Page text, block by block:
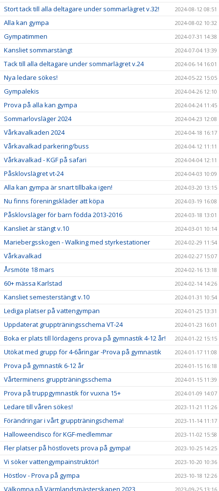
Stort tack till alla deltagare under sommarlägret v.32! 2024-08-12 08:51
Alla kan gympa 2024-08-02 10:32
Gympatimmen 2024-07-31 14:38
Kansliet sommarstängt 2024-07-04 13:39
Tack till alla deltagare under sommarlägret v.24 2024-06-14 16:01
Nya ledare sökes! 2024-05-22 15:05
Gympalekis 2024-04-26 12:10
Prova på alla kan gympa 2024-04-24 11:45
Sommarlovsläger 2024 2024-04-23 12:08
Vårkavalkaden 2024 2024-04-18 16:17
Vårkavalkad parkering/buss 2024-04-12 11:11
Vårkavalkad - KGF på safari 2024-04-04 12:11
Påsklovslägret vt-24 2024-04-03 10:09
Alla kan gympa är snart tillbaka igen! 2024-03-20 13:15
Nu finns föreningskläder att köpa 2024-03-19 16:08
Påsklovsläger för barn födda 2013-2016 2024-03-18 13:01
Kansliet är stängt v.10 2024-03-01 10:14
Mariebergsskogen - Walking med styrkestationer 2024-02-29 11:54
Vårkavalkad 2024-02-27 15:07
Årsmöte 18 mars 2024-02-16 13:18
60+ mässa Karlstad 2024-02-14 14:26
Kansliet semesterstängt v.10 2024-01-31 10:54
Lediga platser på vattengympan 2024-01-25 13:31
Uppdaterat gruppträningsschema VT-24 2024-01-23 16:01
Boka er plats till lördagens prova på gymnastik 4-12 år! 2024-01-22 15:15
Utökat med grupp för 4-6åringar -Prova på gymnastik 2024-01-17 11:08
Prova på gymnastik 6-12 år 2024-01-15 16:18
Vårterminens gruppträningsschema 2024-01-15 11:39
Prova på truppgymnastik för vuxna 15+ 2024-01-09 14:07
Ledare till våren sökes! 2023-11-21 11:26
Förändringar i vårt gruppträningschema! 2023-11-14 11:17
Halloweendisco för KGF-medlemmar 2023-11-02 15:58
Fler platser på höstlovets prova på gympa! 2023-10-25 14:25
Vi söker vattengympainstruktör! 2023-10-20 10:36
Höstlov - Prova på gympa 2023-10-18 12:26
Välkomna på Värmlandsmästerskapen 2023 2023-09-25 13:16